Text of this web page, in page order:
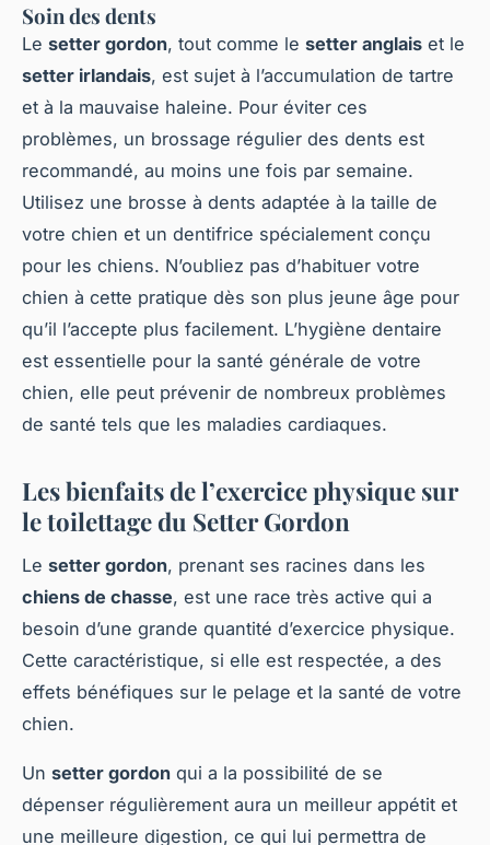
Soin des dents
Le setter gordon, tout comme le setter anglais et le
setter irlandais, est sujet à l’accumulation de tartre
et à la mauvaise haleine. Pour éviter ces
problèmes, un brossage régulier des dents est
recommandé, au moins une fois par semaine.
Utilisez une brosse à dents adaptée à la taille de
votre chien et un dentifrice spécialement conçu
pour les chiens. N’oubliez pas d’habituer votre
chien à cette pratique dès son plus jeune âge pour
qu’il l’accepte plus facilement. L’hygiène dentaire
est essentielle pour la santé générale de votre
chien, elle peut prévenir de nombreux problèmes
de santé tels que les maladies cardiaques.
Les bienfaits de l’exercice physique sur
le toilettage du Setter Gordon
Le setter gordon, prenant ses racines dans les
chiens de chasse, est une race très active qui a
besoin d’une grande quantité d’exercice physique.
Cette caractéristique, si elle est respectée, a des
effets bénéfiques sur le pelage et la santé de votre
chien.
Un setter gordon qui a la possibilité de se
dépenser régulièrement aura un meilleur appétit et
une meilleure digestion, ce qui lui permettra de